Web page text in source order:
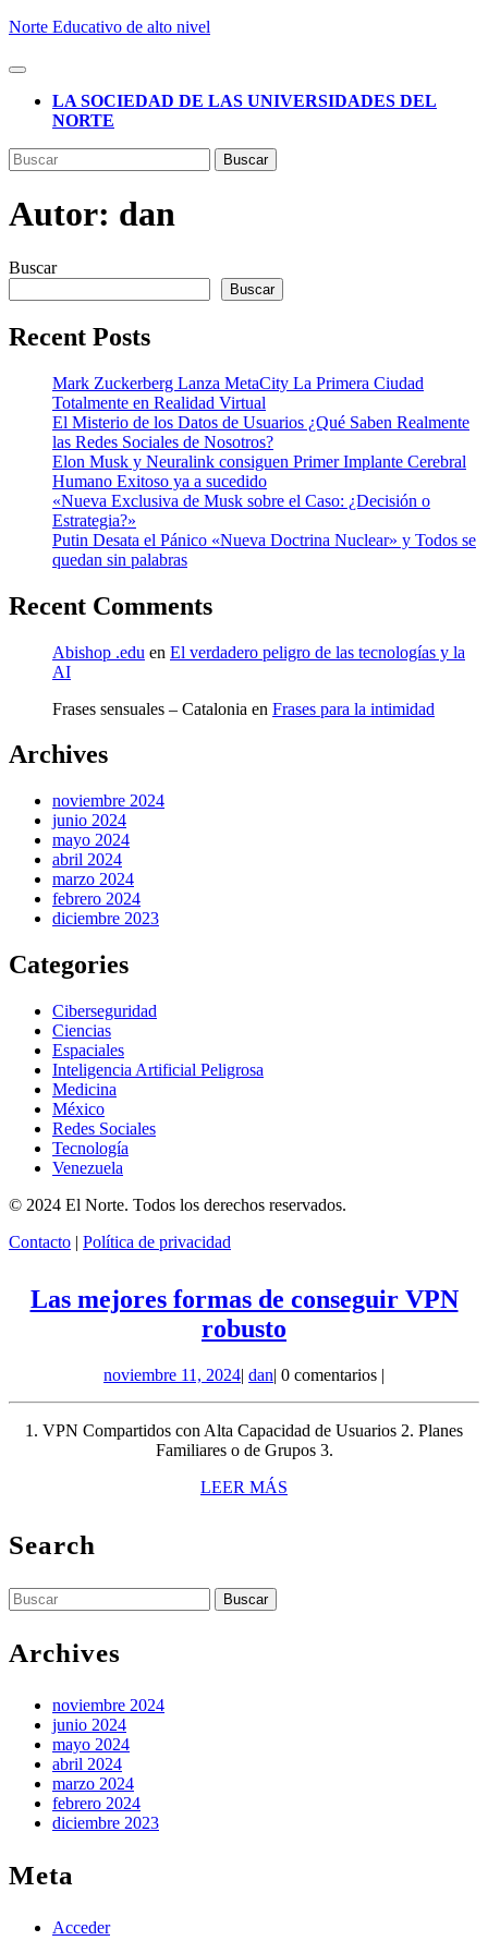
Saltar
contenido
Norte Educativo de alto nivel
Botón
aperturaLA SOCIEDAD DE LAS UNIVERSIDADES DEL
NORTE
BOTÓN
DE
Buscar:
Autor: dan
Buscar
Buscar
Recent Posts
Mark Zuckerberg Lanza MetaCity La Primera Ciudad
Totalmente en Realidad Virtual
El Misterio de los Datos de Usuarios ¿Qué Saben Realmente
las Redes Sociales de Nosotros?
Elon Musk y Neuralink consiguen Primer Implante Cerebral
Humano Exitoso ya a sucedido
«Nueva Exclusiva de Musk sobre el Caso: ¿Decisión o
Estrategia?»
Putin Desata el Pánico «Nueva Doctrina Nuclear» y Todos se
quedan sin palabras
Recent Comments
Abishop .edu en El verdadero peligro de las tecnologías y la
AI
Frases sensuales – Catalonia en Frases para la intimidad
Archives
noviembre 2024
junio 2024
mayo 2024
abril 2024
marzo 2024
febrero 2024
diciembre 2023
Categories
Ciberseguridad
Ciencias
Espaciales
Inteligencia Artificial Peligrosa
Medicina
México
Redes Sociales
Tecnología
Venezuela
© 2024 El Norte. Todos los derechos reservados.
Contacto | Política de privacidad
Las mejores formas de conseguir VPN
robusto
formas
conseguir
VPN
robusto
noviembre 11, 2024noviembre
| dandan
| 0 comentarios |
1. VPN Compartidos con Alta Capacidad de Usuarios 2. Planes
Familiares o de Grupos 3.
LEER MÁS
Search
Buscar:
Archives
noviembre 2024
junio 2024
mayo 2024
abril 2024
marzo 2024
febrero 2024
diciembre 2023
Meta
Acceder